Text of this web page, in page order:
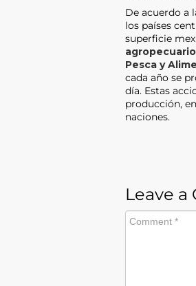
De acuerdo a
los países
superficie
Pesca y
cada año se
día. Estas
producción,
naciones.
Leave